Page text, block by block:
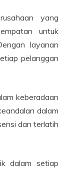
yang
untuk
layanan
pelanggan
keberadaan
dalam
dan terlatih
dalam setiap